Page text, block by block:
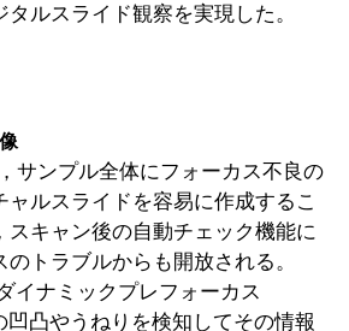
ルスライド観察を実現した。
サンプル全体にフォーカス不良の
ャルスライドを容易に作成するこ
スキャン後の自動チェック機能に
トラブルからも開放される。
イナミックプレフォーカス
凹凸やうねりを検知してその情報